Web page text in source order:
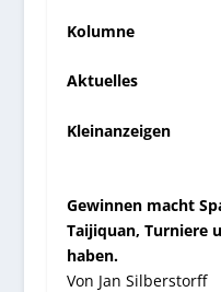
Kolumne
Aktuelles
Kleinanzeigen
Gewinnen macht
Taijiquan, Turniere
haben.
Von Jan Silberstorff